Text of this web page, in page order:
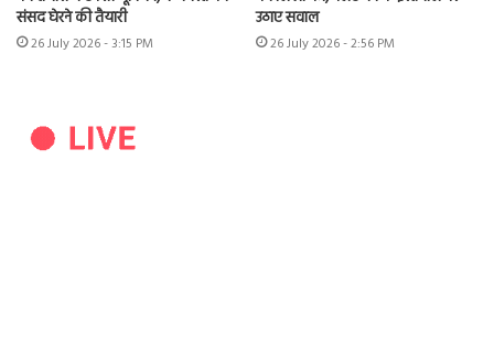
संसद घेरने की तैयारी
26 July 2026 - 3:15 PM
उठाए सवाल
26 July 2026 - 2:56 PM